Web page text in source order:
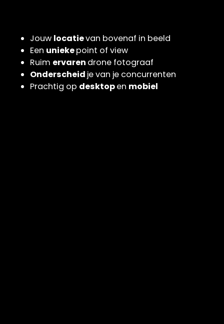
Jouw locatievan bovenaf in beeld
Een uniekepoint of view
Ruim ervaren drone fotograaf
Onderscheid je van je concurrenten
Prachtig op desktopen mobiel